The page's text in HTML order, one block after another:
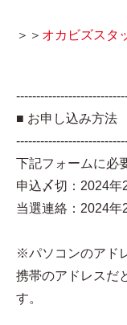
＞＞ オカビズスタ
■ お申し込み方法
下記フォームに必
申込〆切：2024
当選連絡：2024年
※パソコンのアド
携帯のアドレスだ
す。